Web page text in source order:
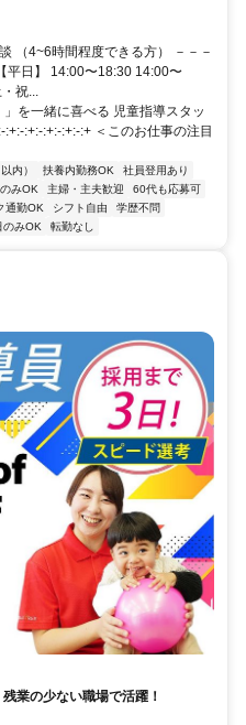
（4~6時間程度できる方） －－－
平日】 14:00〜18:30 14:00〜
祝...
を一緒に喜べる 児童指導スタッ
:+:-:+:-:+:-:+ ＜このお仕事の注目
内） 扶養内勤務OK
社員登用あり
みOK 主婦・主夫歓迎
60代も応募可
通勤OK シフト自由
学歴不問
のみOK 転勤なし
業の少ない職場で活躍！